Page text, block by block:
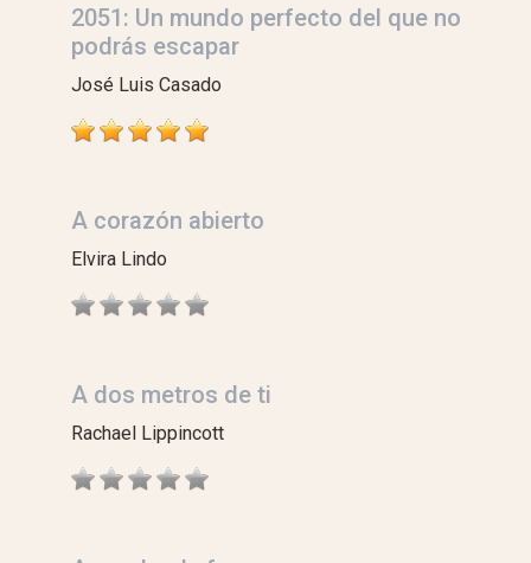
2051: Un mundo perfecto del que no
podrás escapar
José Luis Casado
A corazón abierto
Elvira Lindo
A dos metros de ti
Rachael Lippincott